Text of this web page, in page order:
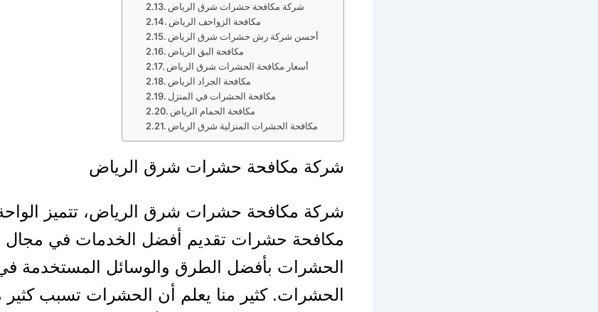
شركة مكافحة حشرات شرق الرياض
مكافحة الزواحف الرياض
أحسن شركة رش حشرات شرق الرياض
مكافحة البق الرياض
أسعار مكافحة الحشرات شرق الرياض
مكافحة الجراد الرياض
مكافحة الحشرات في المنزل
مكافحة الحمام الرياض
مكافحة الحشرات المنزلية شرق الرياض
شركة مكافحة حشرات شرق الرياض
شركة مكافحة حشرات شرق الرياض، تتميز
مكافحة حشرات تقديم أفضل الخدمات في مجال
الحشرات بأفضل الطرق والوسائل المستخدمة
الحشرات. كثير منا يعلم أن الحشرات تسبب